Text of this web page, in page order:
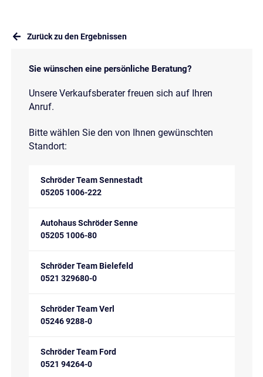
Zurück zu den Ergebnissen
Sie wünschen eine persönliche Beratung?
Unsere Verkaufsberater freuen sich auf Ihren
Anruf.
Bitte wählen Sie den von Ihnen gewünschten
Standort:
Schröder Team Sennestadt
05205 1006-222
Autohaus Schröder Senne
05205 1006-80
Schröder Team Bielefeld
0521 329680-0
Schröder Team Verl
05246 9288-0
Schröder Team Ford
0521 94264-0